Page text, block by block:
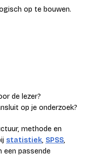
op te bouwen.
de lezer?
op je onderzoek?
methode en
statistiek, SPSS,
een passende